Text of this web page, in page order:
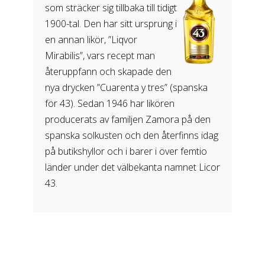
som sträcker sig tillbaka till tidigt
1900-tal. Den har sitt ursprung i
en annan likör, ”Liqvor
Mirabilis”, vars recept man
återuppfann och skapade den
nya drycken ”Cuarenta y tres” (spanska
för 43). Sedan 1946 har likören
producerats av familjen Zamora på den
spanska solkusten och den återfinns idag
på butikshyllor och i barer i över femtio
länder under det välbekanta namnet Licor
43.